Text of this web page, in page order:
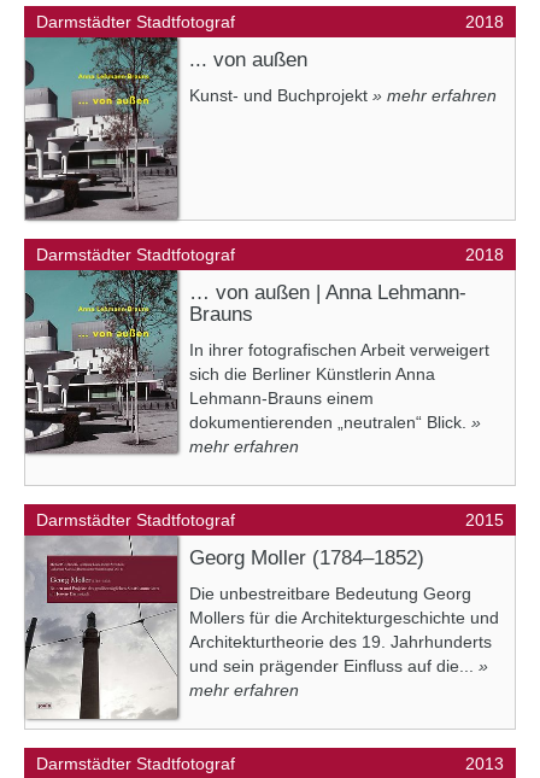
Darmstädter Stadtfotograf 2018
... von außen
Kunst- und Buchprojekt » mehr erfahren
Darmstädter Stadtfotograf 2018
… von außen | Anna Lehmann-
Brauns
In ihrer fotografischen Arbeit verweigert
sich die Berliner Künstlerin Anna
Lehmann-Brauns einem
dokumentierenden „neutralen“ Blick. »
mehr erfahren
Darmstädter Stadtfotograf 2015
Georg Moller (1784–1852)
Die unbestreitbare Bedeutung Georg
Mollers für die Architekturgeschichte und
Architekturtheorie des 19. Jahrhunderts
und sein prägender Einfluss auf die... »
mehr erfahren
Darmstädter Stadtfotograf 2013